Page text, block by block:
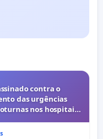
contra o
das urgências
nos hospitais